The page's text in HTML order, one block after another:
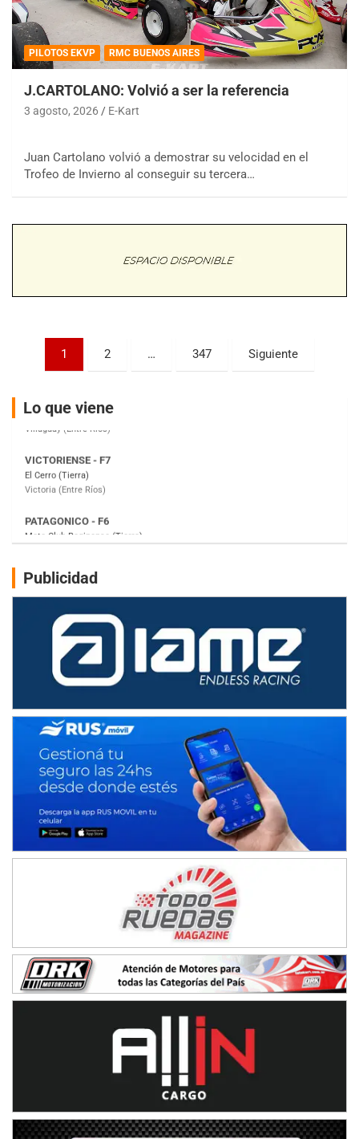
PILOTOS EKVP RMC BUENOS AIRES
J.CARTOLANO: Volvió a ser la referencia
3 agosto, 2026 E-Kart
Juan Cartolano volvió a demostrar su velocidad en el
Trofeo de Invierno al conseguir su tercera…
Paginación
entradas
1 2 … 347 Siguiente
Lo que viene
COBERTURA ESPECIAL DE E-KART.COM.AR
08/09-AGO
Parque de la Velocidad (Asfalto)
Villaguay (Entre Ríos)
El Cerro (Tierra)
Victoria (Entre Ríos)
Moto Club Reginense (Tierra)
Gral. E. Godoy (Río Negro)
Juventud Unida (Tierra)
Humboldt (Santa Fe)
Ciudad de Avellaneda (Asfalto)
Avellaneda (Santa Fe)
SUR SANTAFESINO - F4
José Samuel Sánchez (Tierra)
Rufino (Santa Fe)
TUCUMANO - F5
El Timbó (Tucumán)
COBERTURA ESPECIAL DE E-KART.COM.AR
08/09-AGO
IAME SERIES ARGENTINA 6
Ramiro Tot (Asfalto)
Baradero (Buenos Aires)
KDO - F6
ENTRERRIANO - F6 (POSTERGADA)
Parque de la Velocidad (Asfalto)
Villaguay (Entre Ríos)
VICTORIENSE - F7
El Cerro (Tierra)
Moto Club Reginense (Tierra)
Juventud Unida (Tierra)
Humboldt (Santa Fe)
Publicidad